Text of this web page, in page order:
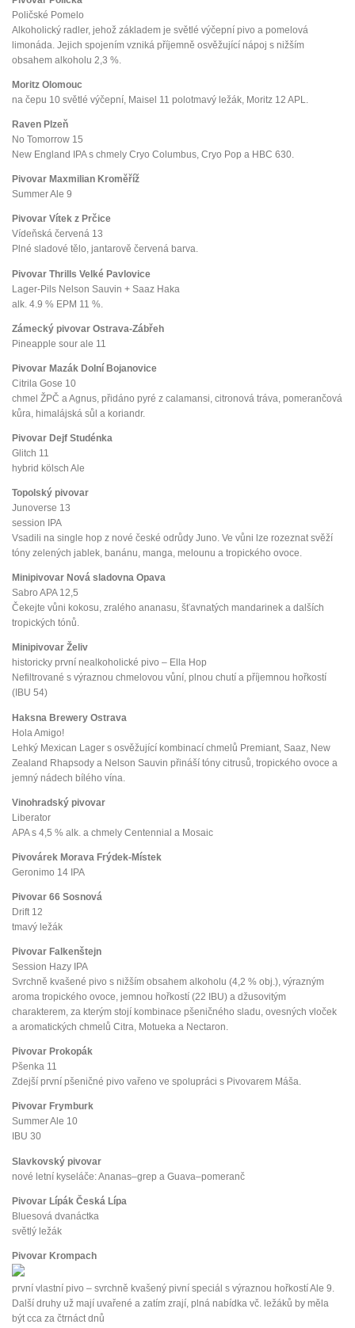
Poličské Pomelo
Alkoholický radler, jehož základem je světlé výčepní pivo a pomelová
limonáda. Jejich spojením vzniká příjemně osvěžující nápoj s nižším
obsahem alkoholu 2,3 %.
Moritz Olomouc
na čepu 10 světlé výčepní, Maisel 11 polotmavý ležák, Moritz 12 APL.
Raven Plzeň
No Tomorrow 15
New England IPA s chmely Cryo Columbus, Cryo Pop a HBC 630.
Pivovar Maxmilian Kroměříž
Summer Ale 9
Pivovar Vítek z Prčice
Vídeňská červená 13
Plné sladové tělo, jantarově červená barva.
Pivovar Thrills Velké Pavlovice
Lager-Pils Nelson Sauvin + Saaz Haka
alk. 4.9 % EPM 11 %.
Zámecký pivovar Ostrava-Zábřeh
Pineapple sour ale 11
Pivovar Mazák Dolní Bojanovice
Citrila Gose 10
chmel ŽPČ a Agnus, přidáno pyré z calamansi, citronová tráva, pomerančová
kůra, himalájská sůl a koriandr.
Pivovar Dejf Studénka
Glitch 11
hybrid kölsch Ale
Topolský pivovar
Junoverse 13
session IPA
Vsadili na single hop z nové české odrůdy Juno. Ve vůni lze rozeznat svěží
tóny zelených jablek, banánu, manga, melounu a tropického ovoce.
Minipivovar Nová sladovna Opava
Sabro APA 12,5
Čekejte vůni kokosu, zralého ananasu, šťavnatých mandarinek a dalších
tropických tónů.
Minipivovar Želiv
historicky první nealkoholické pivo – Ella Hop
Nefiltrované s výraznou chmelovou vůní, plnou chutí a příjemnou hořkostí
(IBU 54)
Haksna Brewery Ostrava
Hola Amigo!
Lehký Mexican Lager s osvěžující kombinací chmelů Premiant, Saaz, New
Zealand Rhapsody a Nelson Sauvin přináší tóny citrusů, tropického ovoce a
jemný nádech bílého vína.
Vinohradský pivovar
Liberator
APA s 4,5 % alk. a chmely Centennial a Mosaic
Pivovárek Morava Frýdek-Místek
Geronimo 14 IPA
Pivovar 66 Sosnová
Drift 12
tmavý ležák
Pivovar Falkenštejn
Session Hazy IPA
Svrchně kvašené pivo s nižším obsahem alkoholu (4,2 % obj.), výrazným
aroma tropického ovoce, jemnou hořkostí (22 IBU) a džusovitým
charakterem, za kterým stojí kombinace pšeničného sladu, ovesných vloček
a aromatických chmelů Citra, Motueka a Nectaron.
Pivovar Prokopák
Pšenka 11
Zdejší první pšeničné pivo vařeno ve spolupráci s Pivovarem Máša.
Pivovar Frymburk
Summer Ale 10
IBU 30
Slavkovský pivovar
nové letní kyseláče: Ananas–grep a Guava–pomeranč
Pivovar Lípák Česká Lípa
Bluesová dvanáctka
světlý ležák
Pivovar Krompach
první vlastní pivo – svrchně kvašený pivní speciál s výraznou hořkostí Ale 9.
Další druhy už mají uvařené a zatím zrají, plná nabídka vč. ležáků by měla
být cca za čtrnáct dnů